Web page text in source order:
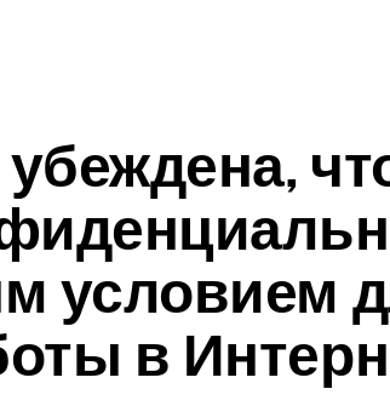
условием
в